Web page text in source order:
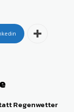
Regenwetter